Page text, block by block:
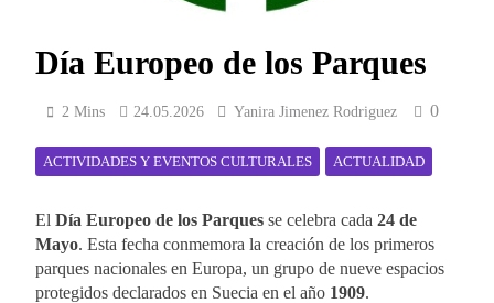
Día Europeo de los Parques
2 Mins 24.05.2026 Yanira Jimenez Rodriguez 0
ACTIVIDADES Y EVENTOS CULTURALES ACTUALIDAD
El Día Europeo de los Parques se celebra cada 24 de
Mayo. Esta fecha conmemora la creación de los primeros
parques nacionales en Europa, un grupo de nueve espacios
protegidos declarados en Suecia en el año 1909.